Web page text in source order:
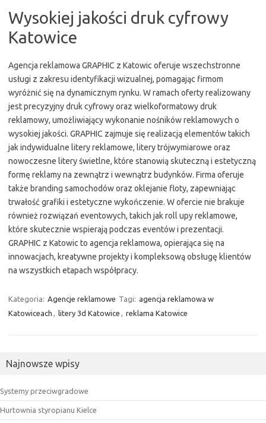
Wysokiej jakości druk cyfrowy
Katowice
Agencja reklamowa GRAPHIC z Katowic oferuje wszechstronne
usługi z zakresu identyfikacji wizualnej, pomagając firmom
wyróżnić się na dynamicznym rynku. W ramach oferty realizowany
jest precyzyjny druk cyfrowy oraz wielkoformatowy druk
reklamowy, umożliwiający wykonanie nośników reklamowych o
wysokiej jakości. GRAPHIC zajmuje się realizacją elementów takich
jak indywidualne litery reklamowe, litery trójwymiarowe oraz
nowoczesne litery świetlne, które stanowią skuteczną i estetyczną
formę reklamy na zewnątrz i wewnątrz budynków. Firma oferuje
także branding samochodów oraz oklejanie floty, zapewniając
trwałość grafiki i estetyczne wykończenie. W ofercie nie brakuje
również rozwiązań eventowych, takich jak roll upy reklamowe,
które skutecznie wspierają podczas eventów i prezentacji.
GRAPHIC z Katowic to agencja reklamowa, opierająca się na
innowacjach, kreatywne projekty i kompleksową obsługę klientów
na wszystkich etapach współpracy.
Kategoria: Agencje reklamowe Tagi: agencja reklamowa w
Katowiceach , litery 3d Katowice , reklama Katowice
Najnowsze wpisy
Systemy przeciwgradowe
Hurtownia styropianu Kielce